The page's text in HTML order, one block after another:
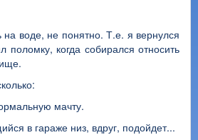
воде, не понятно. Т.е. я вернулся
поломку, когда собирался относить
мачту.
в гараже низ, вдруг, подойдет...